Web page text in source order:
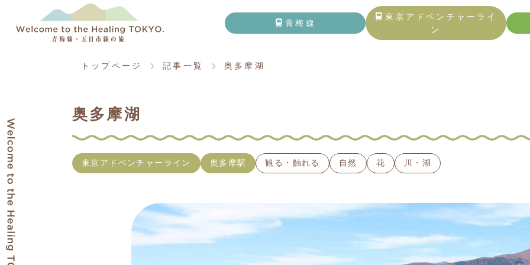
青梅線
東京アドベンチャーライ
ン
トップページ
遊ぶ・体験する
食べる・飲む
トップページ 記事一覧 奥多摩湖
奥多摩湖
東京アドベンチャーライン 奥多摩駅 観る・触れる 自然 花 川・湖